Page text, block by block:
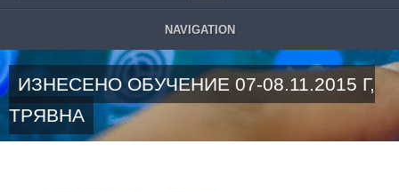
NAVIGATION
ИЗНЕСЕНО ОБУЧЕНИЕ 07-08.11.2015 Г,
ТРЯВНА